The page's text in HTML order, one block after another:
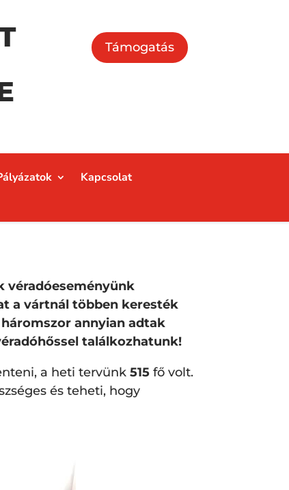
Támogatás
Kapcsolat
véradóeseményünk
a vártnál többen keresték
annyian adtak
találkozhatunk!
a heti tervünk515 fő volt.
és teheti, hogy